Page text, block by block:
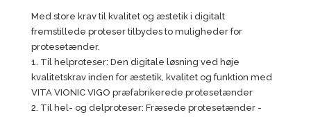
Med store krav til kvalitet og æstetik i digitalt
fremstillede proteser tilbydes to muligheder for
protesetænder.
1. Til helproteser: Den digitale løsning ved høje
kvalitetskrav inden for æstetik, kvalitet og funktion med
VITA VIONIC VIGO præfabrikerede protesetænder
2. Til hel- og delproteser: Fræsede protesetænder -